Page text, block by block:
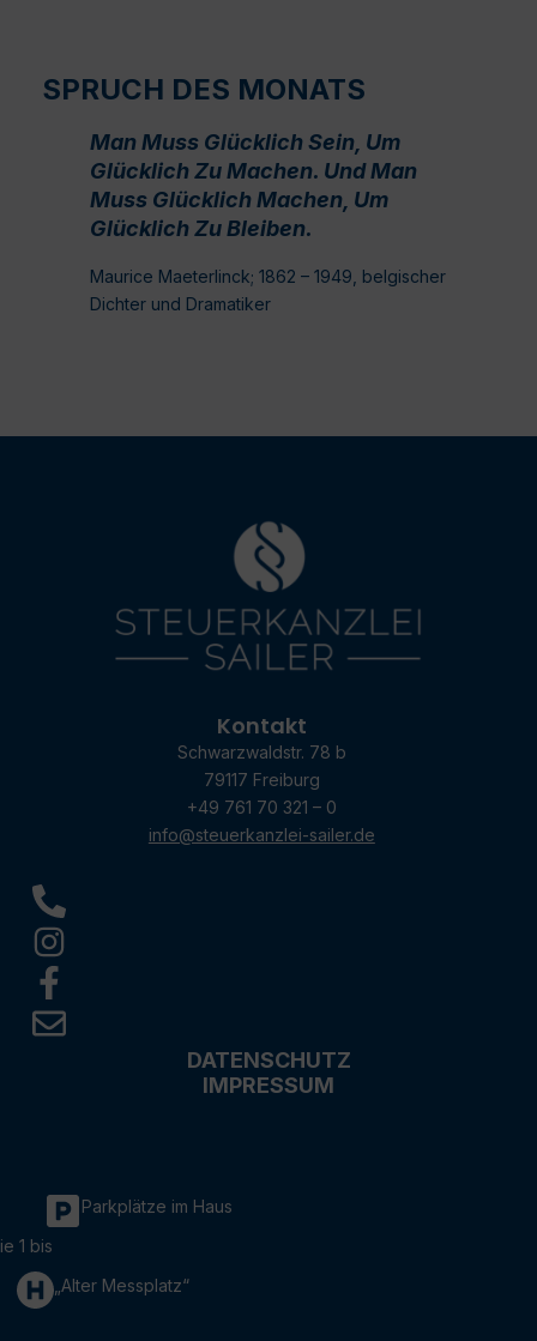
SPRUCH DES MONATS
Man Muss Glücklich Sein, Um
Glücklich Zu Machen. Und Man
Muss Glücklich Machen, Um
Glücklich Zu Bleiben.
Maurice Maeterlinck; 1862 – 1949, belgischer
Dichter und Dramatiker
Kontakt
Schwarzwaldstr. 78 b
79117 Freiburg
+49 761 70 321 – 0
info@steuerkanzlei-sailer.de
DATENSCHUTZ
IMPRESSUM
Parkplätze im Haus
1 bis
„Alter Messplatz“